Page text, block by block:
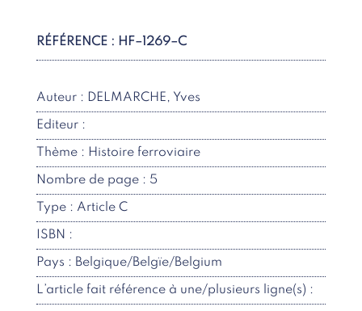
RÉFÉRENCE : HF–1269–C
Auteur : DELMARCHE, Yves
Editeur :
Thème : Histoire ferroviaire
Nombre de page : 5
Type : Article C
ISBN :
Pays : Belgique/Belgïe/Belgium
L’article fait référence à une/plusieurs ligne(s) :